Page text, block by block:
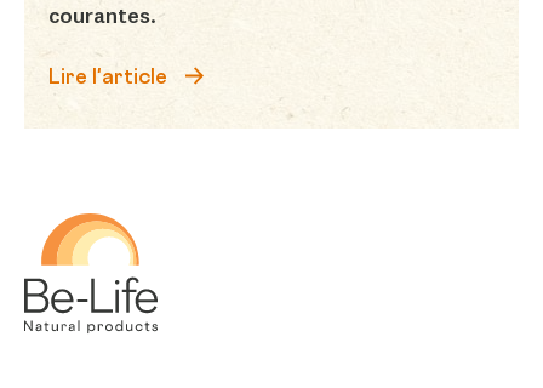
courantes.
Lire l'article